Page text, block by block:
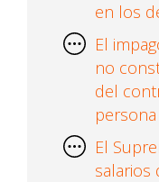
en los
El
no
del
El
salarios